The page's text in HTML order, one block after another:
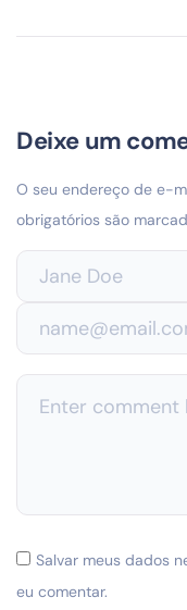
Deixe um
O seu endereço de e-
obrigatórios são
Salvar meus dados
eu comentar.